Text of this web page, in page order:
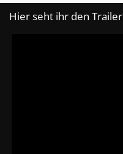
Hier seht ihr den Trailer